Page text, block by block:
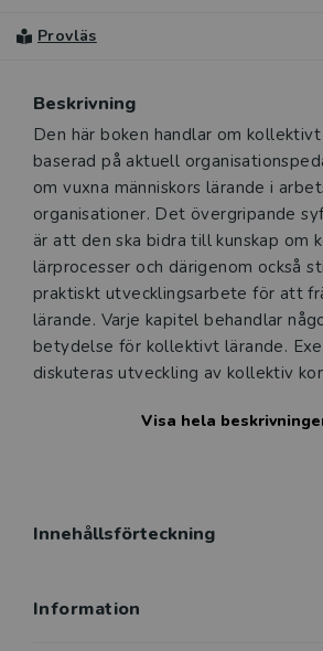
Provläs
Beskrivning
Beskrivning
Den här boken handlar om
baserad på aktuell
om vuxna människors lärande i
organisationer. Det övergripande
är att den ska bidra till kunskap om
lärprocesser och därigenom också
praktiskt utvecklingsarbete för att
lärande. Varje kapitel behandlar
betydelse för kollektivt lärande.
diskuteras utveckling av kollektiv
förändringsprocesser samt hur
nyskrivet kapitel om
till att ge ökad förståelse av
Visa hela
Innehållsförteckning
Information